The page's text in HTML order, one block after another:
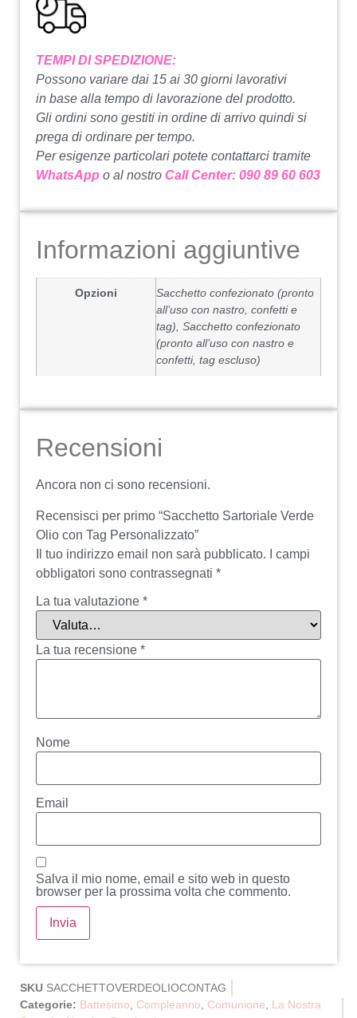
TEMPI DI SPEDIZIONE:
Possono variare dai 15 ai 30 giorni lavorativi
in base alla tempo di lavorazione del prodotto.
Gli ordini sono gestiti in ordine di arrivo quindi si
prega di ordinare per tempo.
Per esigenze particolari potete contattarci tramite
WhatsApp o al nostro Call Center: 090 89 60 603
Informazioni aggiuntive
Opzioni
Sacchetto confezionato (pronto
all’uso con nastro, confetti e
tag), Sacchetto confezionato
(pronto all’uso con nastro e
confetti, tag escluso)
Recensioni
Ancora non ci sono recensioni.
Recensisci per primo “Sacchetto Sartoriale Verde
Olio con Tag Personalizzato”
Il tuo indirizzo email non sarà pubblicato.
I campi
obbligatori sono contrassegnati *
La tua valutazione *
La tua recensione *
Nome
Email
Salva il mio nome, email e sito web in questo
browser per la prossima volta che commento.
SKU SACCHETTOVERDEOLIOCONTAG
Categorie: Battesimo Compleanno Comunione
La Nostra